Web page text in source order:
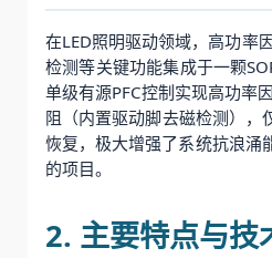
在LED照明驱动领域，高功率
检测等关键功能集成于一颗
单级有源PFC控制实现高功率
阻（内置驱动脚去磁检测），
恢复，极大增强了系统抗浪涌
的项目。
2. 主要特点与技